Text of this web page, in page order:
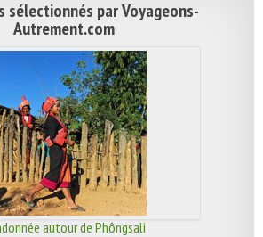
sélectionnés par Voyageons-
Autrement.com
autour de Phôngsali